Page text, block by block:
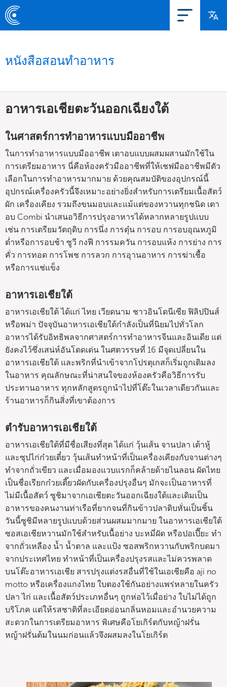
หนังสือสอนทำอาหาร
อาหารเอเชียตะวันออกเฉียงใต้
ในศาสตร์การทำอาหารแบบมืออาชีพ
ในการทำอาหารแบบมืออาชีพ เตาอบแบบผสมผสานมักใช้ใน
การเตรียมอาหาร นี่คือห้องครัวมืออาชีพที่ให้เชฟมืออาชีพมีตัว
เลือกในการทำอาหารมากมาย ด้วยคุณสมบัติของอุปกรณ์นี้
อุปกรณ์เครื่องครัวนี้จึงเหมาะอย่างยิ่งสำหรับการเตรียมเนื้อสัตว์
ผัก เครื่องเคียง รวมถึงขนมอบและแม้แต่ของหวานทุกชนิด เตา
อบ Combi นำเสนอวิธีการปรุงอาหารได้หลากหลายรูปแบบ
เช่น การเตรียมวัตถุดิบ การนึ่ง การตุ๋น การอบ การอบอุณหภูมิ
ต่ำหรือการอบช้า ซูวี กงฟี การรมควัน การอบแห้ง การย่าง การ
คั่ว การทอด การโพช การลวก การอุานอาหาร การฆ่าเชื้อ
หรือการแช่แข็ง
อาหารเอเชียใต้
อาหารเอเชียใต้ ได้แก่ ไทย เวียดนาม ชาวอินโดนีเซีย ฟิลิปปินส์
หรือพม่า ปัจจุบันอาหารเอเชียใต้กำลังเป็นที่นิยมไปทั่วโลก
อาหารได้รับอิทธิพลจากศาสตร์การทำอาหารจีนและอินเดีย แต่
ยังคงไว้ซึ่งเสน่ห์อันโดดเด่น ในศตวรรษที่ 16 มีจุดเปลี่ยนใน
อาหารเอเชียใต้ และพริกที่นำเข้าจากโปรตุเกสก็เริ่มถูกเติมลง
ในอาหาร คุณลักษณะที่น่าสนใจของห้องครัวคือวิธีการรับ
ประทานอาหาร ทุกหลักสูตรถูกนำไปที่โต๊ะในเวลาเดียวกันและ
ร้านอาหารก็กินสิ่งที่เขาต้องการ
ตำรับอาหารเอเชียใต้
อาหารเอเชียใต้ที่มีชื่อเสียงที่สุด ได้แก่ วุ้นเส้น จานปลา เต้าหู้
และซุปไก่ก๋วยเตี๋ยว วุ้นเส้นทำหน้าที่เป็นเครื่องเคียงกับจานต่างๆ
ทำจากถั่วเขียว และเมื่อมองแวบแรกก็คล้ายด้ายไนลอน ผัดไทย
เป็นชื่อเรียกก๋วยเตี๊ยวผัดกับเครื่องปรุงอื่นๆ มักจะเป็นอาหารที่
ไม่มีเนื้อสัตว์ ซูชิมาจากเอเชียตะวันออกเฉียงใต้และเดิมเป็น
อาหารของคนงานท่าเรือที่ยากจนที่กินข้าวปลาดิบหั่นเป็นชิ้น
วันนี้ซูชิมีหลายรูปแบบด้วยส่วนผสมมากมาย ในอาหารเอเชียใต้
ซอสเอเชียหวานมักใช้สำหรับเนื้อย่าง บะหมี่ผัด หรือปอเปี๊ยะ ทำ
จากถั่วเหลือง น้ำ น้ำตาล และแป้ง ซอสพริกหวานกับพริกบดมา
จากประเทศไทย ทำหน้าที่เป็นเครื่องปรุงรสและไม่ควรพลาด
บนโต๊ะอาหารเอเชีย สารปรุงแต่งรสอื่นที่ใช้ในเอเชียคือ aji no
motto หรือเครื่องแกงไทย ใบตองใช้กันอย่างแพร่หลายในครัว
ปลา ไก่ และเนื้อสัตว์ประเภทอื่นๆ ถูกห่อไว้เมื่อย่าง ใบไม่ได้ถูก
บริโภค แต่ให้รสชาติที่ละเอียดอ่อนกลิ่นหอมและอำนวยความ
สะดวกในการเตรียมอาหาร พิเศษคือโยเกิร์ตกับหญ้าฝรั่น
หญ้าฝรั่นต้มในนมก่อนแล้วจึงผสมลงในโยเกิร์ต